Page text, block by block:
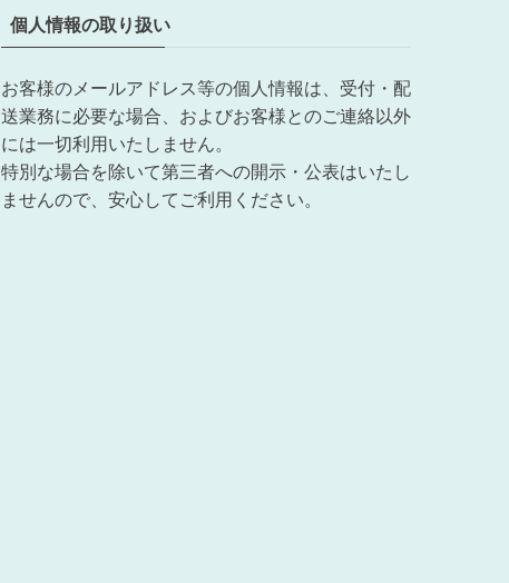
個人情報の取り扱い
お客様のメールアドレス等の個人情報は、受付・配
送業務に必要な場合、およびお客様とのご連絡以外
には一切利用いたしません。
特別な場合を除いて第三者への開示・公表はいたし
ませんので、安心してご利用ください。